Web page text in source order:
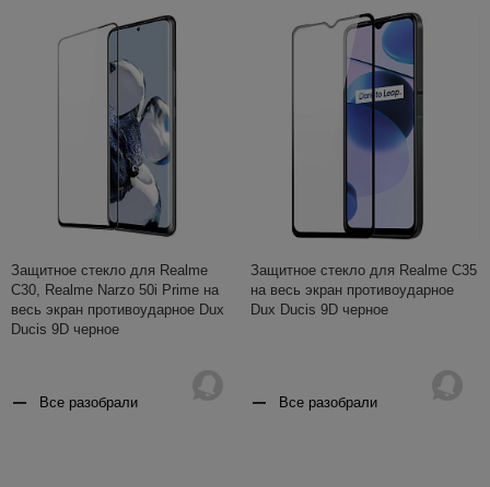
Защитное стекло для Realme
C30, Realme Narzo 50i Prime на
весь экран противоударное Dux
Ducis 9D черное
Все разобрали
Защитное стекло для Realme C35
на весь экран противоударное
Dux Ducis 9D черное
Все разобрали